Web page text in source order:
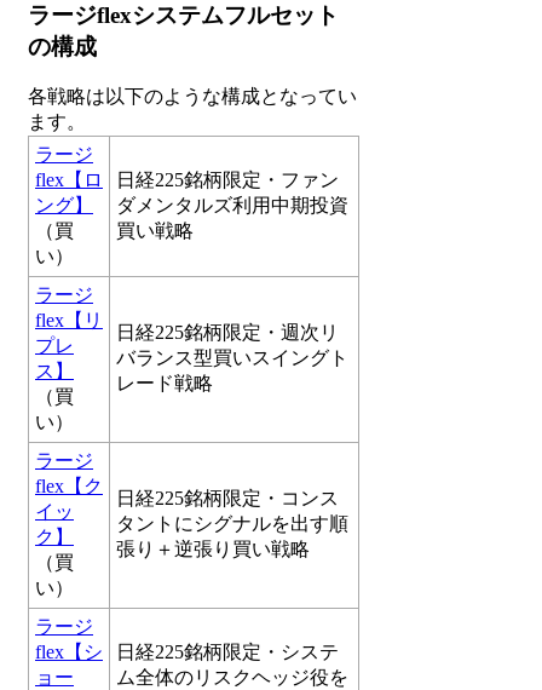
ラージflexシステムフルセット
の構成
各戦略は以下のような構成となってい
ます。
ラージ
flex【ロ
ング】
（買
い）
日経225銘柄限定・ファン
ダメンタルズ利用中期投資
買い戦略
ラージ
flex【リ
プレ
ス】
（買
い）
日経225銘柄限定・週次リ
バランス型買いスイングト
レード戦略
ラージ
flex【ク
イッ
ク】
（買
い）
日経225銘柄限定・コンス
タントにシグナルを出す順
張り＋逆張り買い戦略
ラージ
flex【シ
ョー
日経225銘柄限定・システ
ム全体のリスクヘッジ役を